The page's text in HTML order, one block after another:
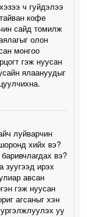
ч гуйдэлээ
кофе
сайд томилж
олон
монгоо
гэж нуусан
ялаануудыг
луйварчин
хийх вэ?
вэ?
зуугээд ирэх
авсан
гэж нуусан
агсаныг хэн
уу